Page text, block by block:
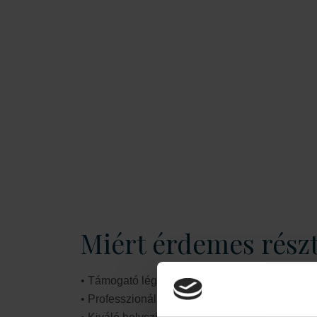
Miért érdemes
• Támogató légkör: Egy olyan rendezvény,
• Professzionális előadók és workshopok: